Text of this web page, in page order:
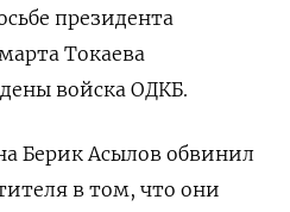
президента
Токаева
войска ОДКБ.
Берик Асылов обвинил
в том, что они